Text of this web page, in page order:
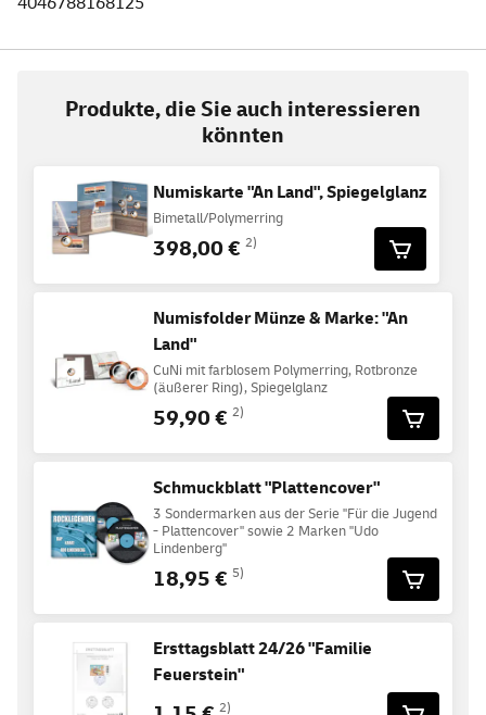
Produkte, die Sie auch interessieren
könnten
Numiskarte "An Land", Spiegelglanz
Bimetall/Polymerring
398,00 € 2)
Numisfolder Münze & Marke: "An
Land"
CuNi mit farblosem Polymerring, Rotbronze
(äußerer Ring), Spiegelglanz
59,90 € 2)
Schmuckblatt "Plattencover"
3 Sondermarken aus der Serie "Für die Jugend
- Plattencover" sowie 2 Marken "Udo
Lindenberg"
18,95 € 5)
Ersttagsblatt 24/26 "Familie
Feuerstein"
2)